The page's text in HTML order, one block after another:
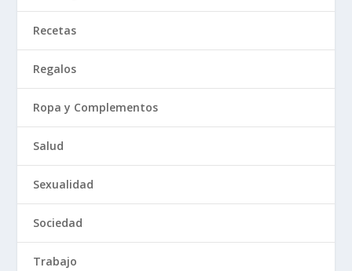
Recetas
Regalos
Ropa y Complementos
Salud
Sexualidad
Sociedad
Trabajo